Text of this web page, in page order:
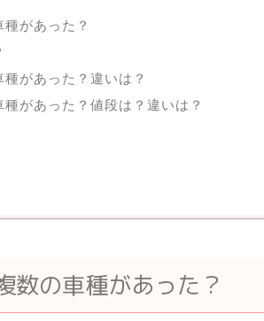
があった？
があった？違いは？
種があった？値段は？違いは？
数の車種があった？